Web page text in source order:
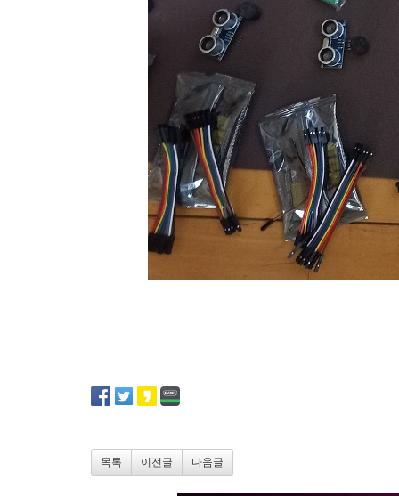
목록 이전글 다음글